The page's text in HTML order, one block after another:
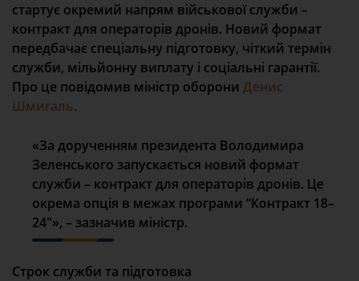
стартує окремий напрям військової служби –
контракт для операторів дронів. Новий формат
передбачає спеціальну підготовку, чіткий термін
служби, мільйонну виплату і соціальні гарантії.
Про це повідомив міністр оборони Денис
Шмигаль.
«За дорученням президента Володимира
Зеленського запускається новий формат
служби – контракт для операторів дронів. Це
окрема опція в межах програми “Контракт 18–
24″», – зазначив міністр.
Строк служби та підготовка